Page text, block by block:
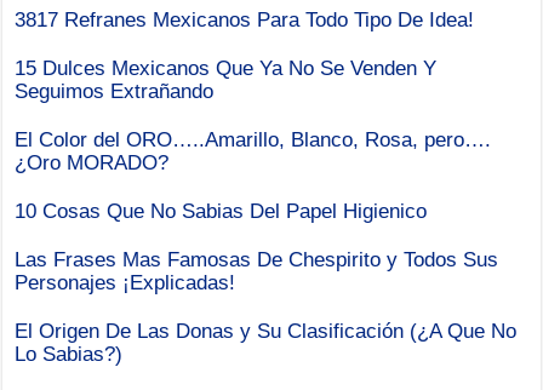
3817 Refranes Mexicanos Para Todo Tipo De Idea!
15 Dulces Mexicanos Que Ya No Se Venden Y
Seguimos Extrañando
El Color del ORO…..Amarillo, Blanco, Rosa, pero….
¿Oro MORADO?
10 Cosas Que No Sabias Del Papel Higienico
Las Frases Mas Famosas De Chespirito y Todos Sus
Personajes ¡Explicadas!
El Origen De Las Donas y Su Clasificación (¿A Que No
Lo Sabias?)